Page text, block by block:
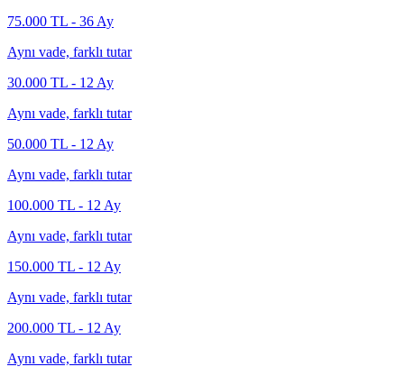
75.000 TL - 36 Ay
Aynı vade, farklı tutar
30.000 TL - 12 Ay
Aynı vade, farklı tutar
50.000 TL - 12 Ay
Aynı vade, farklı tutar
100.000 TL - 12 Ay
Aynı vade, farklı tutar
150.000 TL - 12 Ay
Aynı vade, farklı tutar
200.000 TL - 12 Ay
Aynı vade, farklı tutar